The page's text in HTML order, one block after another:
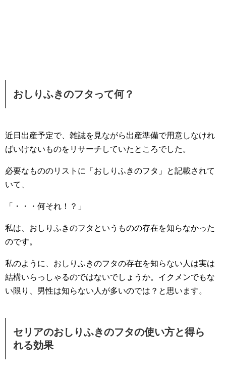
おしりふきのフタって何？
近日出産予定で、雑誌を見ながら出産準備で用意しなけれ
ばいけないものをリサーチしていたところでした。
必要なもののリストに「おしりふきのフタ」と記載されて
いて、
「・・・何それ！？」
私は、おしりふきのフタというものの存在を知らなかった
のです。
私のように、おしりふきのフタの存在を知らない人は実は
結構いらっしゃるのではないでしょうか。イクメンでもな
い限り、男性は知らない人が多いのでは？と思います。
セリアのおしりふきのフタの使い方と得ら
れる効果